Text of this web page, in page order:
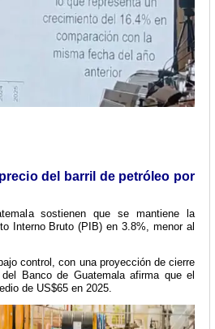
del barril de petróleo por
sostienen que se mantiene la
Interno Bruto (PIB) en 3.8%, menor al
control, con una proyección de cierre
Banco de Guatemala afirma que el
de US$65 en 2025.